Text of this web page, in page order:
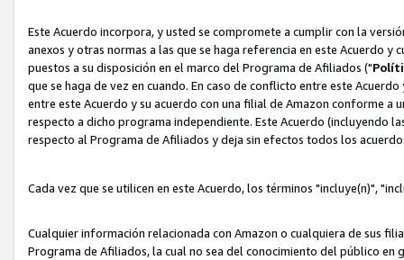
Este Acuerdo incorpora, y usted se compromete a cumplir con la
anexos y otras normas a las que se haga referencia en este Acuerdo
puestos a su disposición en el marco del Programa de Afiliados ("
que se haga de vez en cuando. En caso de conflicto entre este
entre este Acuerdo y su acuerdo con una filial de Amazon conforme
respecto a dicho programa independiente. Este Acuerdo (incluyendo
respecto al Programa de Afiliados y deja sin efectos todos los
Cada vez que se utilicen en este Acuerdo, los términos "incluye(n)",
Cualquier información relacionada con Amazon o cualquiera de sus
Programa de Afiliados, la cual no sea del conocimiento del público